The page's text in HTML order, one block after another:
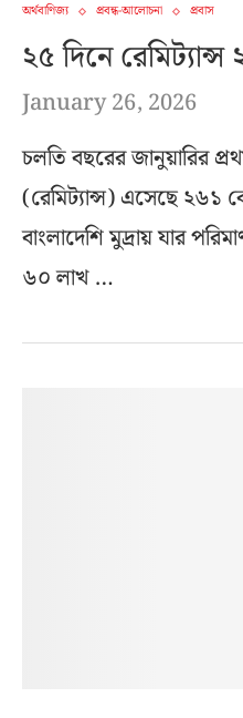
অর্থবাণিজ্য প্রবন্ধ-আলোচনা প্রবাস
২৫ দিনে
January 26, 2026
চলতি বছরের জানুয়ারির
(রেমিট্যান্স) এসেছে ২৬১
বাংলাদেশি মুদ্রায় যার
৬০ লাখ …